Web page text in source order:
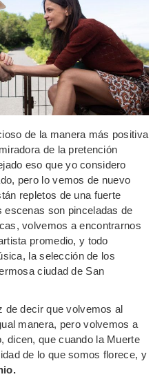
de la manera más positiva
de la pretención
eso que yo considero
pero lo vemos de nuevo
repletos de una fuerte
escenas son pinceladas de
volvemos a encontrarnos
promedio, y todo
la selección de los
ciudad de San
de decir que volvemos al
manera, pero volvemos a
dicen, que cuando la Muerte
de lo que somos florece, y